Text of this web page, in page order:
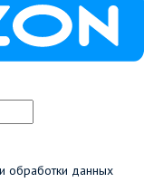
обработки данных